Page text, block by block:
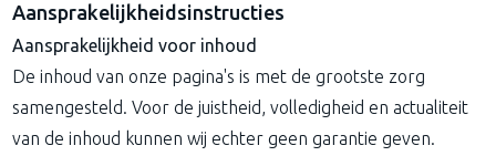
Aansprakelijkheidsinstructies
Aansprakelijkheid voor inhoud
De inhoud van onze pagina's is met de grootste zorg
samengesteld. Voor de juistheid, volledigheid en actualiteit
van de inhoud kunnen wij echter geen garantie geven.